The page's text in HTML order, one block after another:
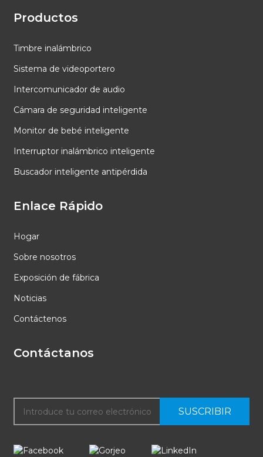
Productos
Timbre inalámbrico
Sistema de videoportero
Intercomunicador de audio
Cámara de seguridad inteligente
Monitor de bebé inteligente
Interruptor inalámbrico inteligente
Buscador inteligente antipérdida
Enlace Rápido
Hogar
Sobre nosotros
Exposición de fábrica
Noticias
Contáctenos
Contáctanos
SUSCRIBIR